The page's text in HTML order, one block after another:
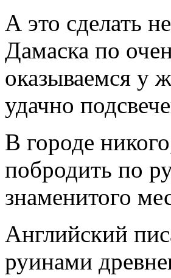
А это сделать
Дамаска по
оказываемся у
удачно
В городе
побродить по
знаменитого
Английский
руинами